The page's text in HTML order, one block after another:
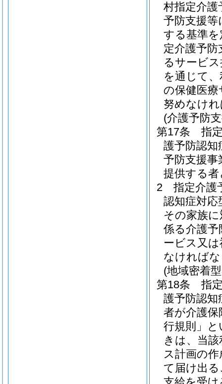
村指定介護
予防支援
する基準
定介護予
るサービ
を通じて
の保健医
努めなけ
(介護予防
第17条
指
護予防認
予防支援
提供する
2
指定介護
認知症対
その家族
係る介護
ービス又
なければ
(地域密着
第18条
指
護予防認知
者が介護保
行規則」と
きは、当
ス計画の
て届け出